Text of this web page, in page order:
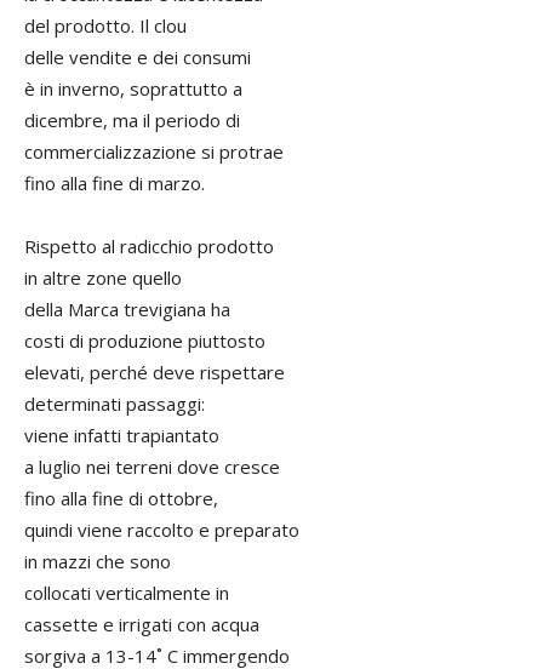
del prodotto. Il clou
delle vendite e dei consumi
è in inverno, soprattutto a
dicembre, ma il periodo di
commercializzazione si protrae
fino alla fine di marzo.
Rispetto al radicchio prodotto
in altre zone quello
della Marca trevigiana ha
costi di produzione piuttosto
elevati, perché deve rispettare
determinati passaggi:
viene infatti trapiantato
a luglio nei terreni dove cresce
fino alla fine di ottobre,
quindi viene raccolto e preparato
in mazzi che sono
collocati verticalmente in
cassette e irrigati con acqua
sorgiva a 13-14˚ C immergendo